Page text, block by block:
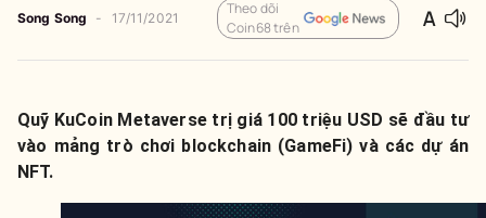
Song Song - 17/11/2021
Theo dõi
Coin68 trên
Quỹ KuCoin Metaverse trị giá 100 triệu USD sẽ đầu tư
vào mảng trò chơi blockchain (GameFi) và các dự án
NFT.